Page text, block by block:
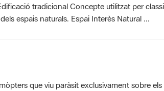
tradicional Concepte utilitzat per
espais naturals. Espai Interès Natural ...
que viu paràsit exclusivament sobre